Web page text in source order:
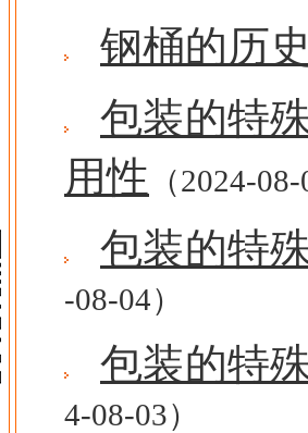
钢桶的历
包装的特
用性 （2024-
包装的特
-08-04）
包装的特
4-08-03）